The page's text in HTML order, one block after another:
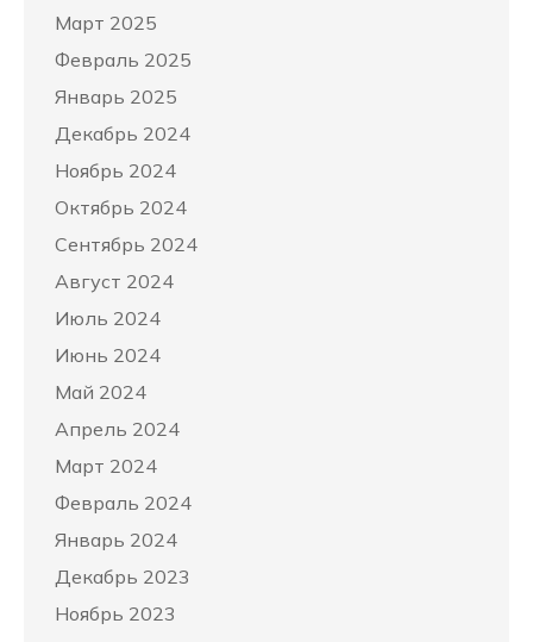
Март 2025
Февраль 2025
Январь 2025
Декабрь 2024
Ноябрь 2024
Октябрь 2024
Сентябрь 2024
Август 2024
Июль 2024
Июнь 2024
Май 2024
Апрель 2024
Март 2024
Февраль 2024
Январь 2024
Декабрь 2023
Ноябрь 2023